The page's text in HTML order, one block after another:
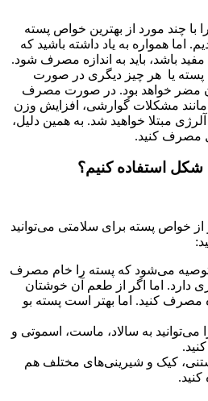
با چند مورد از بهترین خواص پسته
اما همواره به یاد داشته باشید که
باشد، باید به اندازه مصرف شود.
پسته یا هر چیز دیگری در صورت
مضر خواهد بود. در صورت مصرف
مشکلات گوارشی، افزایش وزن
مبتلا خواهید شد. به همین دلیل،
مصرف کنید.
شکل استفاده کنیم؟
خواص پسته برای سلامتی می‌توانید
توصیه می‌شود که پسته را خام مصرف
دارد. اما اگر از طعم آن خوشتان
مصرف کنید. اما بهتر است پسته بو
می‌توانید به سالاد، ماست، اسموتی و
کیک و شیرینی‌های مختلف هم
کنید.